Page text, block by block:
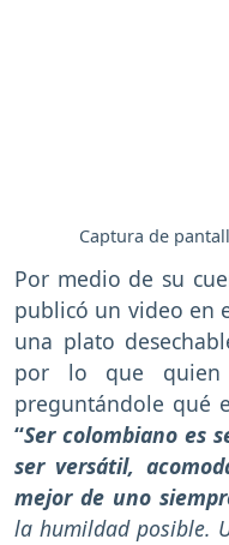
Captura de
Por medio de su
publicó un video en
una plato
por lo que quien
preguntándole qué
“Ser colombiano es
ser versátil,
mejor de uno
la humildad posible.